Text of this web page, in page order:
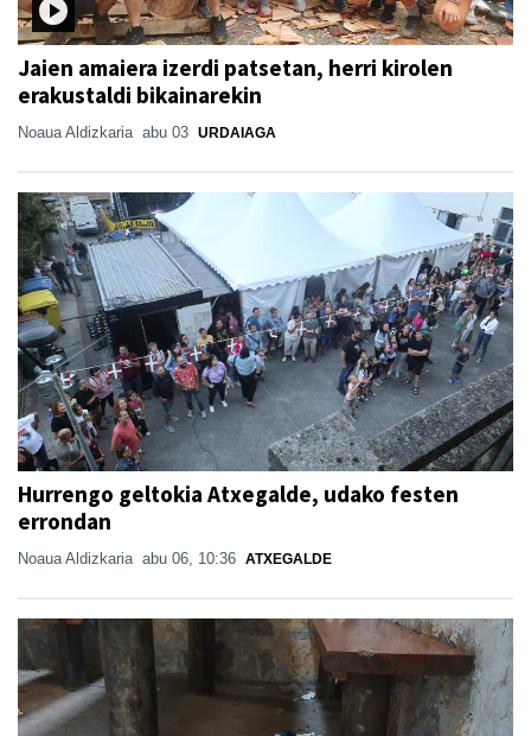
Jaien amaiera izerdi patsetan, herri kirolen
erakustaldi bikainarekin
Noaua Aldizkaria abu 03 URDAIAGA
Hurrengo geltokia Atxegalde, udako festen
errondan
Noaua Aldizkaria abu 06, 10:36 ATXEGALDE